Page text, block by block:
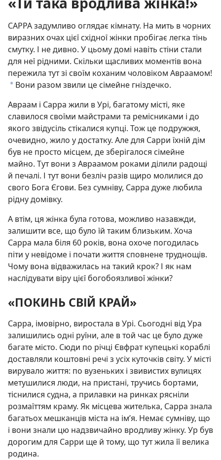
САРРА задумливо оглядає кімнату. На мить в чорних
виразних очах цієї східної жінки пробігає легка тінь
смутку. І не дивно. У цьому домі навіть стіни стали
для неї рідними. Скільки щасливих моментів вона
пережила тут зі своїм коханим чоловіком Авраамом!
a Вони разом звили це сімейне гніздечко.
Авраам і Сарра жили в Урі, багатому місті, яке
славилося своїми майстрами та ремісниками і до
якого звідусіль стікалися купці. Тож це подружжя,
очевидно, жило у достатку. Але для Сарри їхній дім
був не просто місцем, де зберігалося сімейне
майно. Тут вони з Авраамом роками ділили радощі
й печалі. І тут вони безліч разів щиро молилися до
свого Бога Єгови. Без сумніву, Сарра дуже любила
рідну домівку.
А втім, ця жінка була готова, можливо назавжди,
залишити все, що було їй таким близьким. Хоча
Сарра мала біля 60 років, вона охоче погодилась
піти у невідоме і почати життя сповнене труднощів.
Чому вона відважилась на такий крок? І як нам
наслідувати віру цієї богобоязливої жінки?
«ПОКИНЬ СВІЙ КРАЙ»
Сарра, імовірно, виростала в Урі. Сьогодні від Ура
залишились одні руїни, але в той час це було дуже
багате місто. Сюди по річці Євфрат купецькі кораблі
доставляли коштовні речі з усіх куточків світу. У місті
вирувало життя: по вузеньких і звивистих вулицях
метушилися люди, на пристані, тручись бортами,
тіснилися судна, а прилавки на ринках рясніли
розмаїттям краму. Як місцева жителька, Сарра знала
багатьох мешканців міста на ім’я. Немає сумніву, що
і вони знали цю надзвичайно вродливу жінку. Ур був
дорогим для Сарри ще й тому, що тут жила її велика
родина.